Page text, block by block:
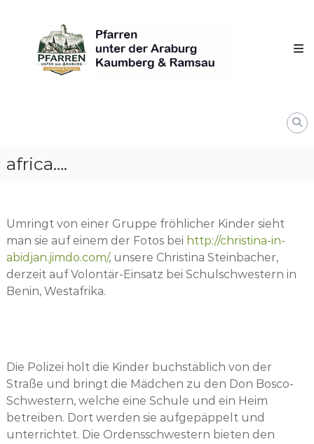
content
unter
derAraburg
Kaumberg
africa….
Umringt von einer Gruppe fröhlicher Kinder sieht
man sie auf einem der Fotos bei http://christina-in-
abidjan.jimdo.com/, unsere Christina Steinbacher,
derzeit auf Volontär-Einsatz bei Schulschwestern in
Benin, Westafrika.
Die Polizei holt die Kinder buchstäblich von der
Straße und bringt die Mädchen zu den Don Bosco-
Schwestern, welche eine Schule und ein Heim
betreiben. Dort werden sie aufgepäppelt und
unterrichtet. Die Ordensschwestern bieten den